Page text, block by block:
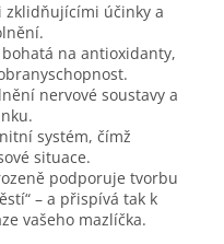
zklidňujícími účinky a
na antioxidanty,
nervové soustavy a
systém, čímž
situace.
podporuje tvorbu
– a přispívá tak k
vašeho mazlíčka.